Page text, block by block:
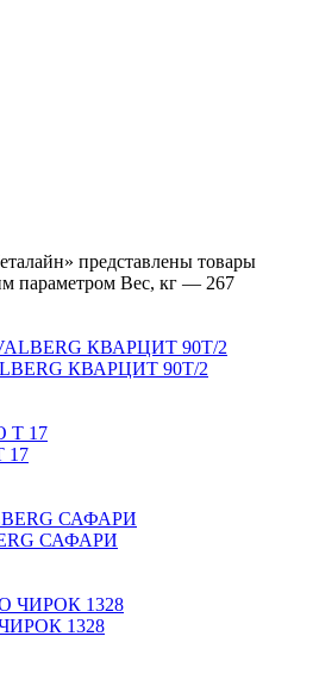
представлены товары
параметром Вес, кг — 267
КВАРЦИТ 90Т/2
17
САФАРИ
1328